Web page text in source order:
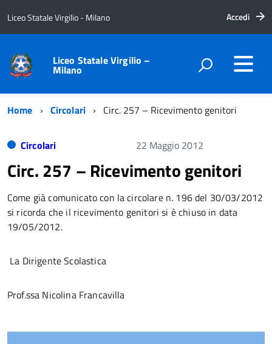
Liceo Statale Virgilio - Milano Accedi
Liceo Statale Virgilio –
Milano
Home Circolari Circ. 257 – Ricevimento genitori
Circolari 22 Maggio 2012
Circ. 257 – Ricevimento genitori
Come già comunicato con la circolare n. 196 del 30/03/2012
si ricorda che il ricevimento genitori si è chiuso in data
19/05/2012.
La Dirigente Scolastica
Prof.ssa Nicolina Francavilla